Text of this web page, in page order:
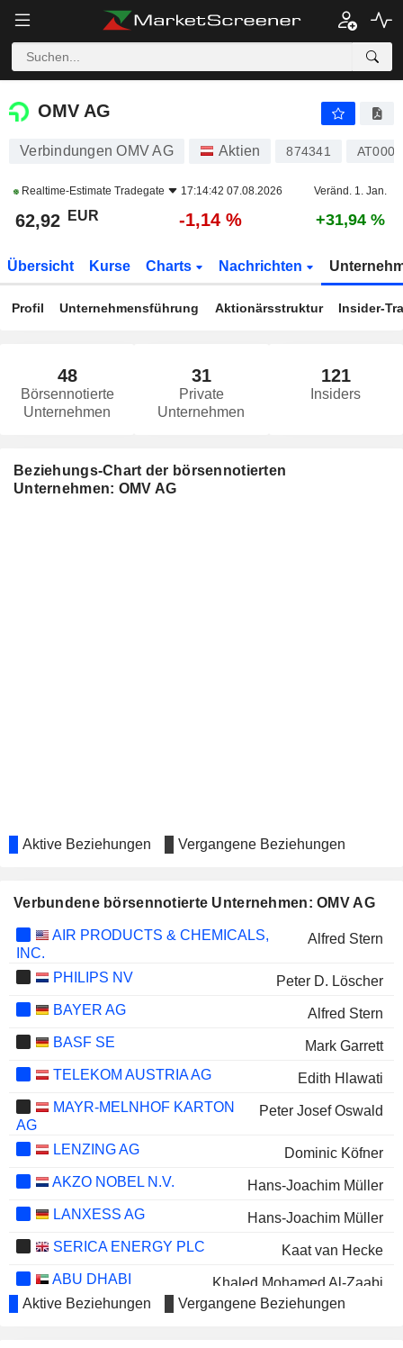
OMV AG
OMV AG
Verbindungen OMV AG Aktien 874341
Realtime-Estimate Tradegate 17:14:42 07.08.2026 Veränd. 1. Jan.
62,92 EUR -1,14 % +31,94 %
Übersicht Kurse Charts Nachrichten
Profil Unternehmensführung Aktionärsstruktur Insider-
48
Börsennotierte
Unternehmen
31
Private
Unternehmen
121
Insiders
Beziehungs-Chart der börsennotierten
Unternehmen: OMV AG
Aktive Beziehungen Vergangene Beziehungen
Verbundene börsennotierte Unternehmen: OMV AG
AIR PRODUCTS & CHEMICALS,
INC.
Alfred Stern
PHILIPS NV
Peter D. Löscher
BAYER AG
Alfred Stern
BASF SE
Mark Garrett
TELEKOM AUSTRIA AG
Edith Hlawati
MAYR-MELNHOF KARTON
AG
Peter Josef Oswald
LENZING AG
Dominic Köfner
AKZO NOBEL N.V.
Hans-Joachim Müller
LANXESS AG
Hans-Joachim Müller
SERICA ENERGY PLC
Kaat van Hecke
ABU DHABI
NATIONAL ENERGY
COMPANY
Khaled Mohamed Al-Zaabi
Aktive Beziehungen Vergangene Beziehungen